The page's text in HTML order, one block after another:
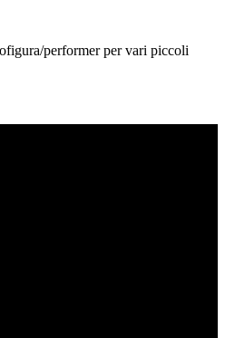
performer per vari piccoli